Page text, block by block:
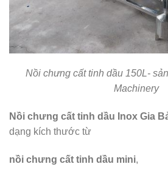
Nồi chưng cất tinh dầu 150L-
Machinery
Nồi chưng cất tinh dầu Inox Gia
dạng kích thước từ
nồi chưng cất tinh dầu mini,